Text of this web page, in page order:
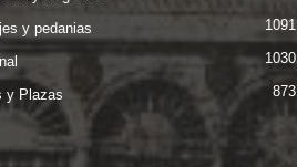
y pedanias 1091
1030
y Plazas 873